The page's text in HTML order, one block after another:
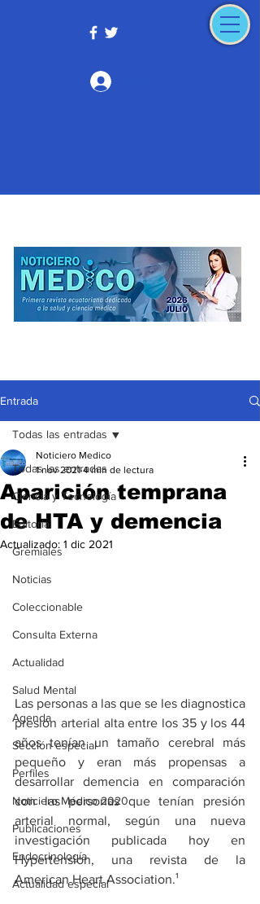
Entrada
Todas las entradas
Ciencia y Tecnología
Editorial
Gremiales
Noticias
Coleccionable
Consulta Externa
Actualidad
Salud Mental
Agenda
Sección especial
Perfiles
Noticiero Médico 2020
Publicaciones
Endocrinología
Actualidad especial
Todas las entradas
Aparición temprana
de HTA y demencia
Noticiero Medico
1 nov 2021 4 min de lectura
Actualizado: 1 dic 2021
Las personas a las que se les diagnostica
presión arterial alta entre los 35 y los 44
años tenían un tamaño cerebral más
pequeño y eran más propensas a
desarrollar demencia en comparación
con las personas que tenían presión
arterial normal, según una nueva
investigación publicada hoy en
Hypertension, una revista de la
American Heart Association.¹